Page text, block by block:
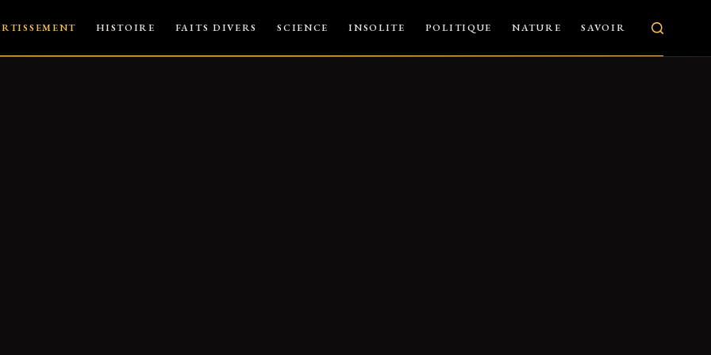
HISTOIRE FAITS DIVERS SCIENCE INSOLITE POLITIQUE NATURE SAVOIR